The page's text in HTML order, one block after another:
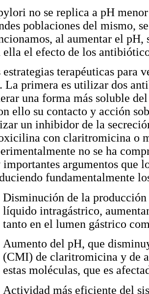
no se replica a pH
poblaciones del mismo,
al aumentar el
ella el efecto de los
estrategias terapéuticas para
La primera es utilizar dos
una forma más soluble
ello su contacto y acción
un inhibidor de la
con claritromicina o
no se ha
importantes argumentos que
fundamentalmente
Disminución de la
líquido intragástrico,
tanto en el lumen gástrico
Aumento del pH, que
(CMI) de claritromicina y de
estas moléculas, que es
Actividad más eficiente del